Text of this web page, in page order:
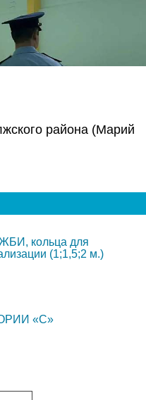
района (Марий
кольца для
(1;1,5;2 м.)
«C»